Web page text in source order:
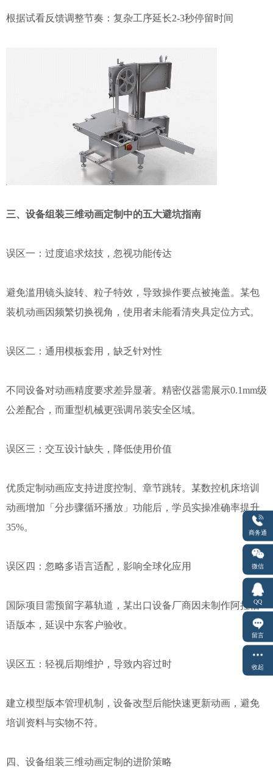
根据试看反馈调整节奏：复杂工序延长2-3秒停留时间
三、设备组装三维动画定制中的五大避坑指南
误区一：过度追求炫技，忽视功能传达
避免滥用镜头旋转、粒子特效，导致操作要点被掩盖。某包
装机动画因频繁切换视角，使用者未能看清夹具定位方式。
误区二：通用模板套用，缺乏针对性
不同设备对动画精度要求差异显著。精密仪器需展示0.1mm级
公差配合，而重型机械更强调吊装安全区域。
误区三：交互设计缺失，降低使用价值
优质定制动画应支持进度控制、章节跳转。某数控机床培训
动画增加「分步骤循环播放」功能后，学员实操准确率提升
35%。
误区四：忽略多语言适配，影响全球化应用
国际项目需预留字幕轨道，某出口设备厂商因未制作阿拉伯
语版本，延误中东客户验收。
误区五：轻视后期维护，导致内容过时
建立模型版本管理机制，设备改型后能快速更新动画，避免
培训资料与实物不符。
四、设备组装三维动画定制的进阶策略
商务通
微信
QQ
留言
收起